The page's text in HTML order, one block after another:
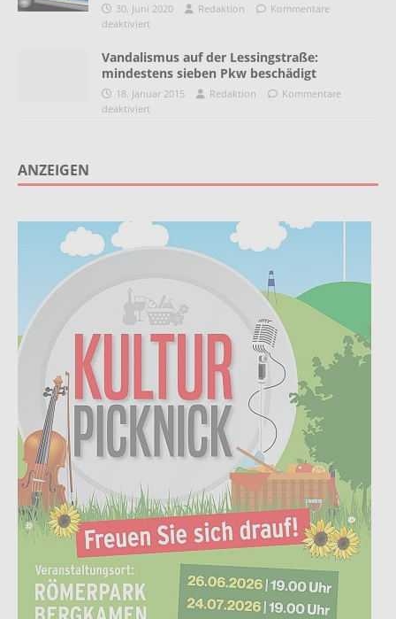
30. Juni 2020 Redaktion
Kommentare
deaktiviert
Vandalismus auf der Lessingstraße:
mindestens sieben Pkw beschädigt
18. Januar 2015 Redaktion
Kommentare
deaktiviert
ANZEIGEN